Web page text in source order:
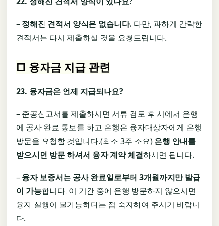
– 정해진 견적서 양식은 없습니다. 다만, 과하게 간략한
견적서는 다시 제출하실 것을 요청드립니다.
□ 융자금 지급 관련
23. 융자금은 언제 지급되나요?
– 준공신고서를 제출하시면 서류 검토 후 시에서 은행
에 공사 완료 통보를 하고 은행은 융자대상자에게 은행
방문을 요청할 것입니다.(최소 3주 소요) 은행 안내를
받으시면 방문 하셔서 융자 계약 체결하시면 됩니다.
– 융자 보증서는 공사 완료일로부터 3개월까지만 발급
이 가능합니다. 이 기간 중에 은행 방문하지 않으시면
융자 실행이 불가능하다는 점 숙지하여 주시기 바랍니
다.